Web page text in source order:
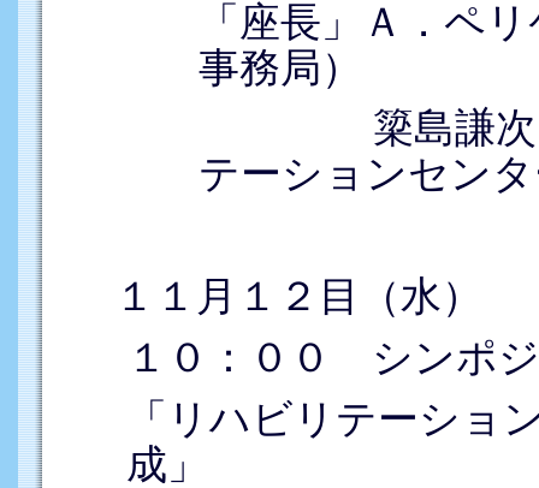
「座長」Ａ．ペ
事務局）
簗島謙次（
テーションセン
１１月１２目（水）
１０：００ シンポ
「リハビリテーショ
成」